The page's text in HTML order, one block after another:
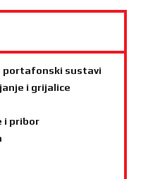
portafonski sustavi
i grijalice
i pribor